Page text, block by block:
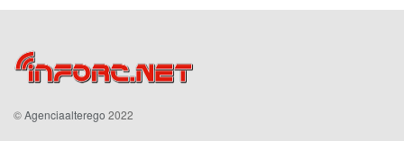
©Agenciaalterego 2022